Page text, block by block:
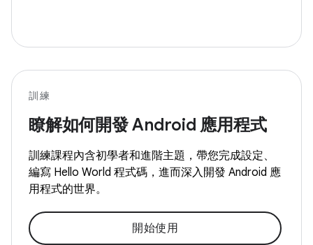
訓練
瞭解如何開發 Android 應用程式
訓練課程內含初學者和進階主題，帶您完成設定、
編寫 Hello World 程式碼，進而深入開發 Android 應
用程式的世界。
開始使用